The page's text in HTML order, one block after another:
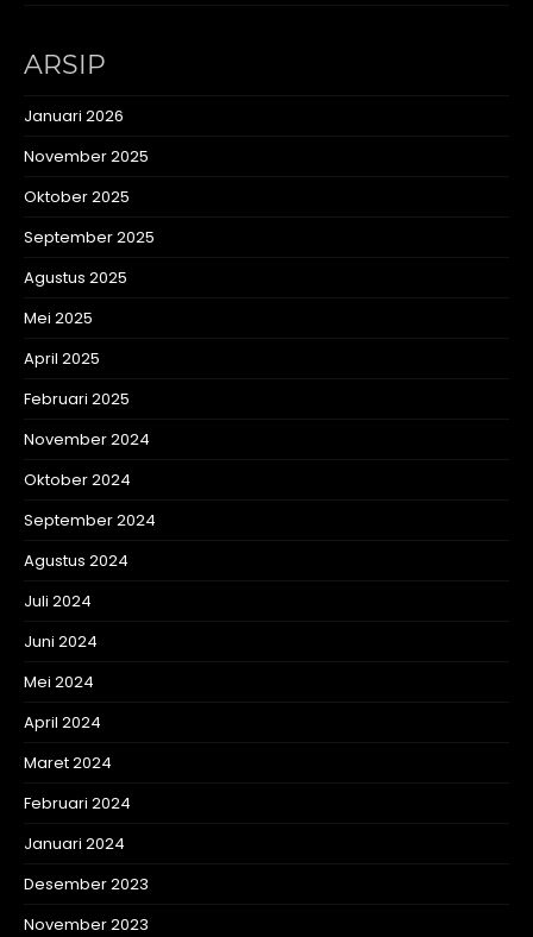
ARSIP
Januari 2026
November 2025
Oktober 2025
September 2025
Agustus 2025
Mei 2025
April 2025
Februari 2025
November 2024
Oktober 2024
September 2024
Agustus 2024
Juli 2024
Juni 2024
Mei 2024
April 2024
Maret 2024
Februari 2024
Januari 2024
Desember 2023
November 2023